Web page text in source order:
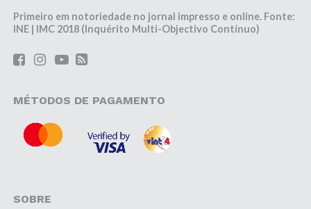
Primeiro em notoriedade no jornal impresso e online. Fonte:
INE | IMC 2018 (Inquérito Multi-Objectivo Contínuo)
MÉTODOS DE PAGAMENTO
SOBRE